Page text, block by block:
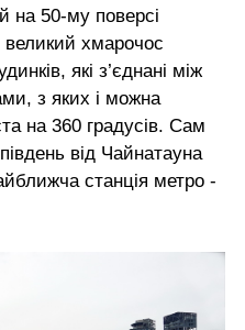
на 50-му поверсі
хмарочос
які з’єднані між
з яких і можна
на 360 градусів. Сам
від Чайнатауна
станція метро -